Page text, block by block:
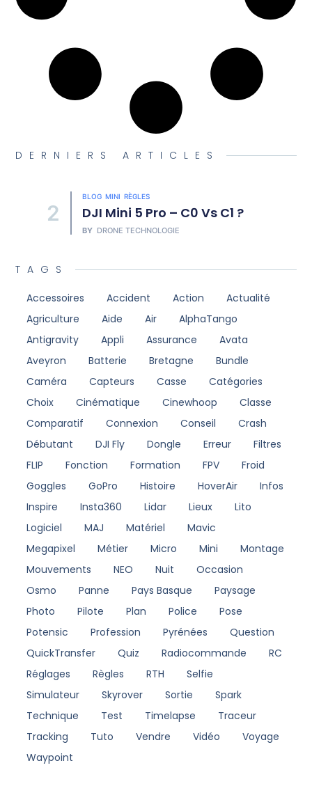
DERNIERS ARTICLES
MINI RÈGLES
DJI Mini 5 Pro – C0 Vs C1 ?
DRONE TECHNOLOGIE
TAGS
Accessoires Accident Action
Actualité
Agriculture
Aide Air
AlphaTango
Antigravity
Appli Assurance
Avata
Aveyron
Batterie Bretagne
Bundle
Caméra
Capteurs Casse
Catégories
Choix
Cinématique Cinewhoop
Classe
Comparatif
Connexion Conseil
Crash
Débutant
DJI Fly Dongle Erreur
Filtres
FLIP
Fonction Formation FPV
Froid
Goggles
GoPro Histoire HoverAir
Infos
Inspire
Insta360 Lidar Lieux
Lito
Logiciel
MAJ Matériel
Mavic
Megapixel
Métier Micro Mini
Montage
Mouvements
NEO Nuit
Occasion
Osmo
Panne Pays Basque
Paysage
Photo
Pilote Plan Police
Pose
Potensic
Profession Pyrénées
Question
QuickTransfer
Quiz Radiocommande
RC
Réglages
Règles RTH
Selfie
Simulateur
Skyrover Sortie
Spark
Technique
Test Timelapse
Traceur
Tracking
Tuto Vendre Vidéo
Voyage
Waypoint